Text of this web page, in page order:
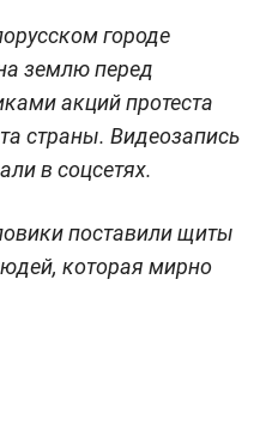
городе
землю перед
акций протеста
страны. Видеозапись
в соцсетях.
поставили щиты
которая мирно